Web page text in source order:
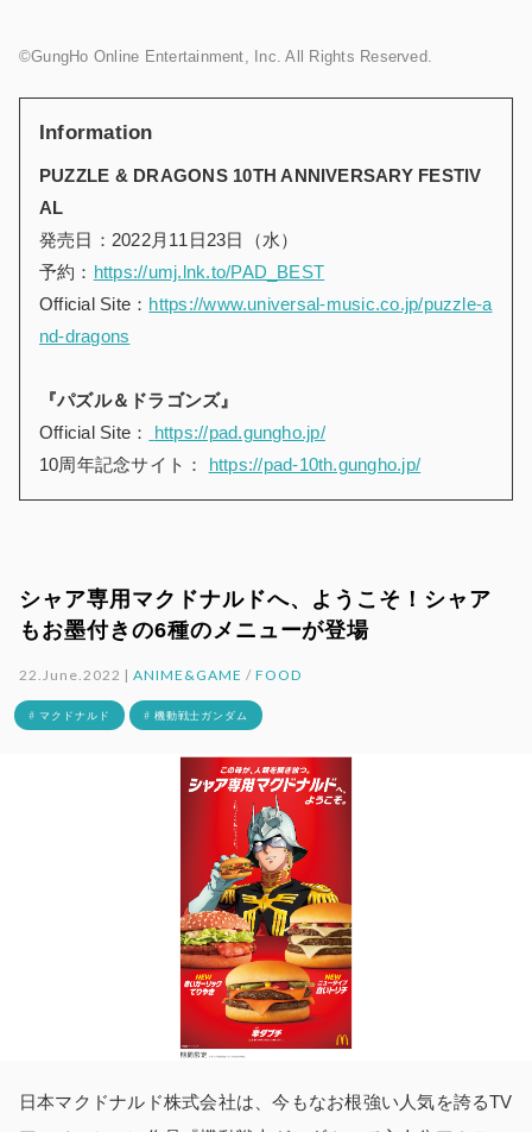
©GungHo Online Entertainment, Inc. All Rights Reserved.
Information
PUZZLE & DRAGONS 10TH ANNIVERSARY FESTIV
AL
発売日：2022月11日23日（水）
予約： https://umj.lnk.to/PAD_BEST
Official Site： https://www.universal-music.co.jp/puzzle-a
nd-dragons
『パズル＆ドラゴンズ』
Official Site：
https://pad.gungho.jp/
10周年記念サイト：
https://pad-10th.gungho.jp/
シャア専用マクドナルドへ、ようこそ！シャア
もお墨付きの6種のメニューが登場
22.June.2022 |ANIME&GAME / FOOD
# マクドナルド # 機動戦士ガンダム
日本マクドナルド株式会社は、今もなお根強い人気を誇るTV